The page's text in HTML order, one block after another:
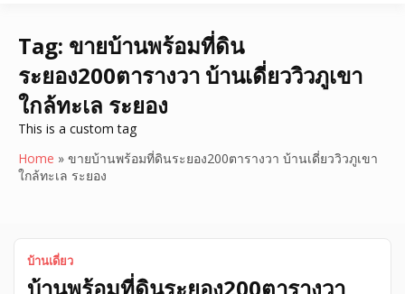
Tag: ขายบ้านพร้อมที่ดิน
ระยอง200ตารางวา บ้านเดี่ยววิวภูเขา
ใกล้ทะเล ระยอง
This is a custom tag
Home » ขายบ้านพร้อมที่ดินระยอง200ตารางวา บ้านเดี่ยววิวภูเขา
ใกล้ทะเล ระยอง
บ้านเดี่ยว